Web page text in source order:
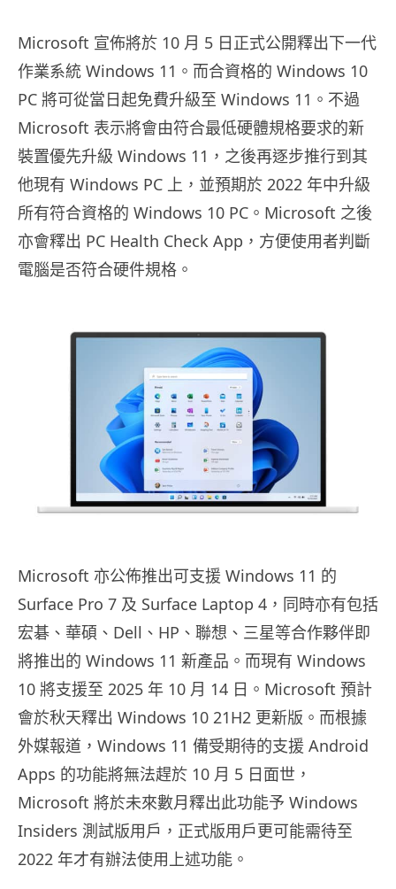
Microsoft 宣佈將於 10 月 5 日正式公開釋出下一代
作業系統 Windows 11。而合資格的 Windows 10
PC 將可從當日起免費升級至 Windows 11。不過
Microsoft 表示將會由符合最低硬體規格要求的新
裝置優先升級 Windows 11，之後再逐步推行到其
他現有 Windows PC 上，並預期於 2022 年中升級
所有符合資格的 Windows 10 PC。Microsoft 之後
亦會釋出 PC Health Check App，方便使用者判斷
電腦是否符合硬件規格。
Microsoft 亦公佈推出可支援 Windows 11 的
Surface Pro 7 及 Surface Laptop 4，同時亦有包括
宏碁、華碩、Dell、HP、聯想、三星等合作夥伴即
將推出的 Windows 11 新產品。而現有 Windows
10 將支援至 2025 年 10 月 14 日。Microsoft 預計
會於秋天釋出 Windows 10 21H2 更新版。 而根據
外媒報道，Windows 11 備受期待的支援 Android
Apps 的功能將無法趕於 10 月 5 日面世，
Microsoft 將於未來數月釋出此功能予 Windows
Insiders 測試版用戶，正式版用戶更可能需待至
2022 年才有辦法使用上述功能。